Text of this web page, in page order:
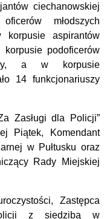
ciechanowskiej
młodszych
korpusie aspirantów
korpusie podoficerów
a w korpusie
14 funkcjonariuszy
Zasługi dla Policji”
Piątek, Komendant
w Pułtusku oraz
Rady Miejskiej
Zastępca
z siedzibą w